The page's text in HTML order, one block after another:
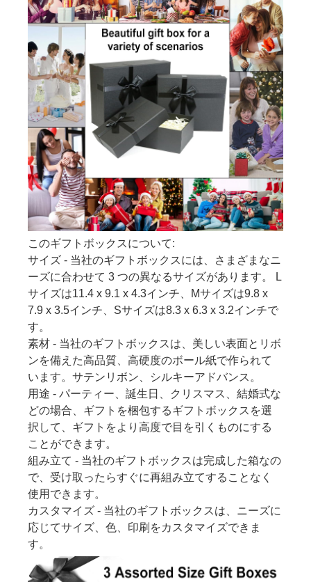
このギフトボックスについて:
サイズ - 当社のギフトボックスには、さまざまなニ
ーズに合わせて 3 つの異なるサイズがあります。 L
サイズは11.4 x 9.1 x 4.3インチ、Mサイズは9.8 x
7.9 x 3.5インチ、Sサイズは8.3 x 6.3 x 3.2インチで
す。
素材 - 当社のギフトボックスは、美しい表面とリボ
ンを備えた高品質、高硬度のボール紙で作られて
います。サテンリボン、シルキーアドバンス。
用途 - パーティー、誕生日、クリスマス、結婚式な
どの場合、ギフトを梱包するギフトボックスを選
択して、ギフトをより高度で目を引くものにする
ことができます。
組み立て - 当社のギフトボックスは完成した箱なの
で、受け取ったらすぐに再組み立てすることなく
使用できます。
カスタマイズ - 当社のギフトボックスは、ニーズに
応じてサイズ、色、印刷をカスタマイズできま
す。